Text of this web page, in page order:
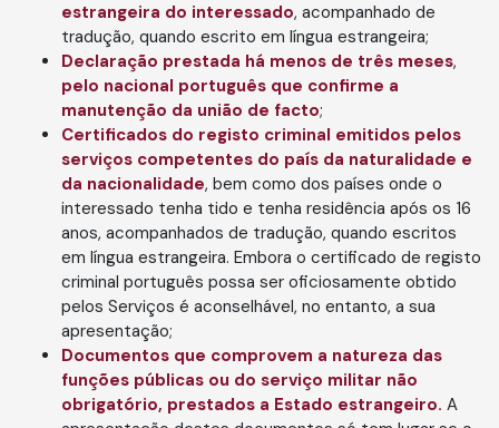
estrangeira do interessado, acompanhado de
tradução, quando escrito em língua estrangeira;
Declaração prestada há menos de três meses,
pelo nacional português que confirme a
manutenção da união de facto;
Certificados do registo criminal emitidos pelos
serviços competentes do país da naturalidade e
da nacionalidade, bem como dos países onde o
interessado tenha tido e tenha residência após os 16
anos, acompanhados de tradução, quando escritos
em língua estrangeira. Embora o certificado de registo
criminal português possa ser oficiosamente obtido
pelos Serviços é aconselhável, no entanto, a sua
apresentação;
Documentos que comprovem a natureza das
funções públicas ou do serviço militar não
obrigatório, prestados a Estado estrangeiro. A